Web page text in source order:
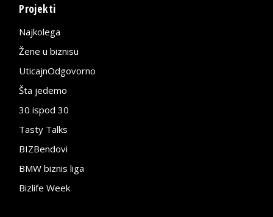
Projekti
Najkolega
Žene u biznisu
UticajnOdgovorno
Šta jedemo
30 ispod 30
Tasty Talks
BIZBendovi
BMW biznis liga
Bizlife Week